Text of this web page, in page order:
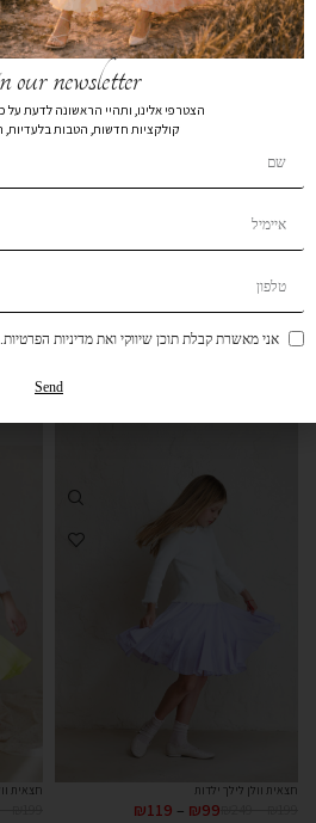
12
14
הרכב בד100% COTTON
הוסף לרשימת המשאלות
משלוחים
חצאית וולן לילך ילדות
₪99
–
₪119
חצאית
newsletter
הצטרפי אלינו, ותהיי הראשונה לדעת על
קולקציות חדשות, הטבות בלעדיות,
אני מאשרת קבלת תוכן שיווקי ואת מדיניות הפרטיות.
Send